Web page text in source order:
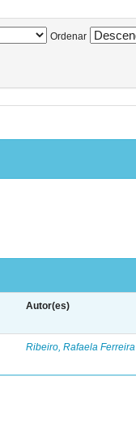
Ordenar
Autor(es)
Ribeiro, Rafaela Ferreira